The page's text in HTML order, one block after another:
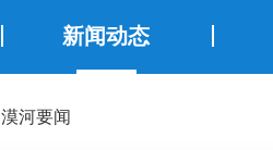
新闻动态
漠河要闻